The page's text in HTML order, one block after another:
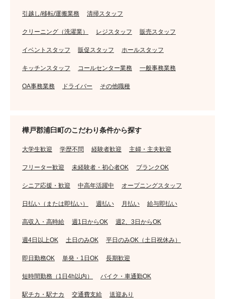
引越し/移転/運搬業務 清掃スタッフ
クリーニング（洗濯業） レジスタッフ 販売スタッフ
イベントスタッフ 販促スタッフ ホールスタッフ
キッチンスタッフ コールセンター業務 一般事務業務
OA事務業務 ドライバー その他職種
樺戸郡浦臼町のこだわり条件から探す
大学生歓迎 学歴不問 経験者歓迎 主婦・主夫歓迎
フリーター歓迎 未経験者・初心者OK ブランクOK
シニア応援・歓迎 中高年活躍中 オープニングスタッフ
日払い（または即払い） 週払い 月払い 給与即払い
高収入・高時給 週1日からOK 週2、3日からOK
週4日以上OK 土日のみOK 平日のみOK（土日祝休み）
即日勤務OK 単発・1日OK 長期歓迎
短時間勤務（1日4h以内） バイク・車通勤OK
駅チカ・駅ナカ 交通費支給 送迎あり